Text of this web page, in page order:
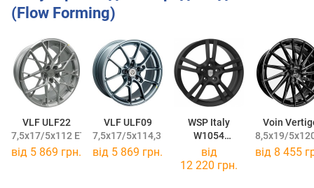
(Flow Forming)
VLF ULF22
7,5x17/5x112 ET38 DIA66,6
VLF ULF09
7,5x17/5x114,3 ET38 DIA73,1
WSP Italy
W1054
8,5x19/5x130 ET55 DIA71,6
Voin
8,5x19/
від 5 869 грн. від 5 869 грн.
від
12 220 грн.
від 8 455